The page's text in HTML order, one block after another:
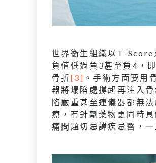
世界衞生組織以T-Score
負值低過負3甚至負4，
骨折[3] 。手術方面要用
器將塌陷處撐起再注入
陷嚴重甚至連儀器都無
療，有針劑藥物更同時
痛問題切忌諱疾忌醫，